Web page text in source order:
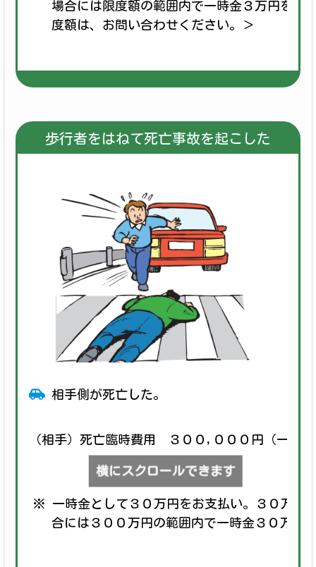
場合には限度額の範囲内で一時金３万円を差
度額は、お問い合わせください。＞
歩行者をはねて死亡事故を起こした
相手側が死亡した。
（相手）死亡臨時費用 ３００,０００円（一時
※ 一時金として３０万円をお支払い。３０万円
合には３００万円の範囲内で一時金３０万円
横にスクロールできます